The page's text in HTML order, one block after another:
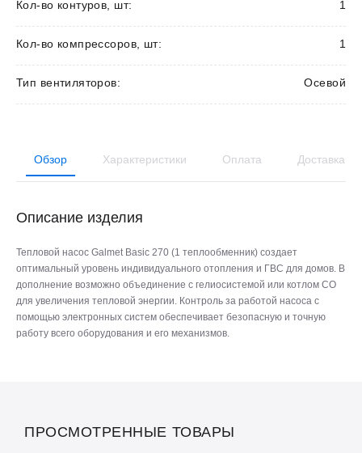
Кол-во контуров, шт: 1
Кол-во компрессоров, шт: 1
Тип вентиляторов: Осевой
Обзор Характеристики Оплата Доставка
Описание изделия
Тепловой насос Galmet Basic 270 (1 теплообменник) создает
оптимальный уровень индивидуального отопления и ГВС для домов. В
дополнение возможно объединение с гелиосистемой или котлом СО
для увеличения тепловой энергии. Контроль за работой насоса с
помощью электронных систем обеспечивает безопасную и точную
работу всего оборудования и его механизмов.
ПРОСМОТРЕННЫЕ ТОВАРЫ